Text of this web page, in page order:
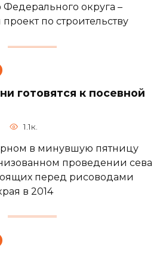
округа –
по строительству
готовятся к посевной
1.1к.
в минувшую пятницу
проведении сева
перед рисоводами
в 2014